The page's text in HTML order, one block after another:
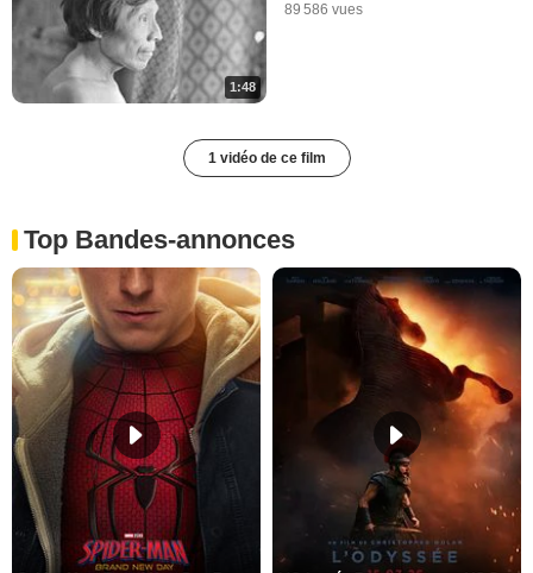
1:48
89 586 vues
1 vidéo de ce film
Top Bandes-annonces